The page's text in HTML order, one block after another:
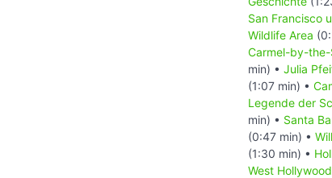
San Francisco
Wildlife Area
Carmel-by-the-
min) • Julia
(1:07 min) •
Legende der
min) • Santa
(0:47 min) •
(1:30 min) •
West Hollywood